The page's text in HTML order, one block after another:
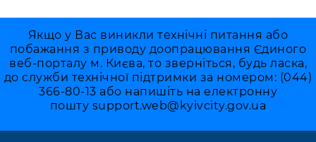
Якщо у Вас виникли технічні питання або
побажання з приводу доопрацювання Єдиного
веб-порталу м. Києва, то зверніться, будь ласка,
до служби технічної підтримки за номером: (044)
366-80-13 або напишіть на електронну
пошту support.web@kyivcity.gov.ua